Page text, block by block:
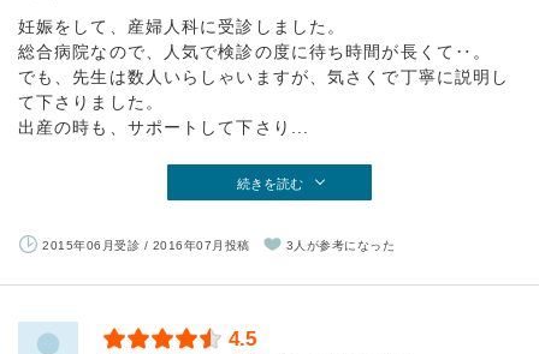
妊娠をして、産婦人科に受診しました。
総合病院なので、人気で検診の度に待ち時間が長くて‥。
でも、先生は数人いらしゃいますが、気さくで丁寧に説明し
て下さりました。
出産の時も、サポートして下さり...
続きを読む
2015年06月受診 / 2016年07月投稿 3人が参考になった
4.5